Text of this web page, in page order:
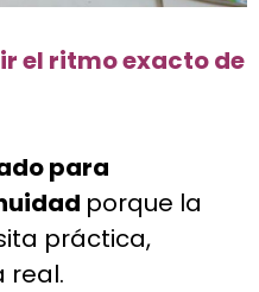
el ritmo exacto de
para
porque la
práctica,
real.